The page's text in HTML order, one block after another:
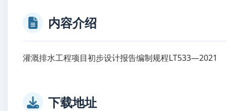
内容介绍
灌溉排水工程项目初步设计报告编制规程LT533—2021
下载地址